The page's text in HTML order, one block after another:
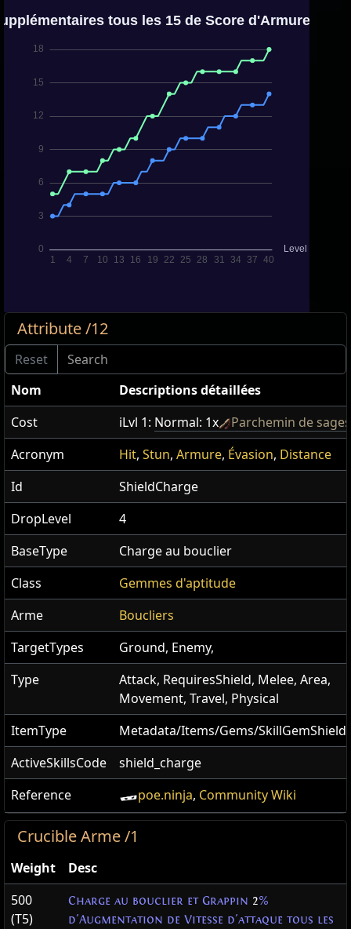
Attribute /12
Nom
Descriptions détaillées
Cost
iLvl 1: Normal: 1x
Parchemin de
Acronym
Hit, Stun, Armure, Évasion, Distance
Id
ShieldCharge
DropLevel
4
BaseType
Charge au bouclier
Class
Gemmes d'aptitude
Arme
Boucliers
TargetTypes
Ground, Enemy,
Type
Attack, RequiresShield, Melee, Area,
Movement, Travel, Physical
ItemType
Metadata/Items/Gems/
ActiveSkillsCode
shield_charge
Reference
poe.ninja, Community Wiki
Crucible Arme /1
Weight
Desc
500
(T5)
Charge au bouclier et Grappin 2%
d'Augmentation de Vitesse d'attaque tous les